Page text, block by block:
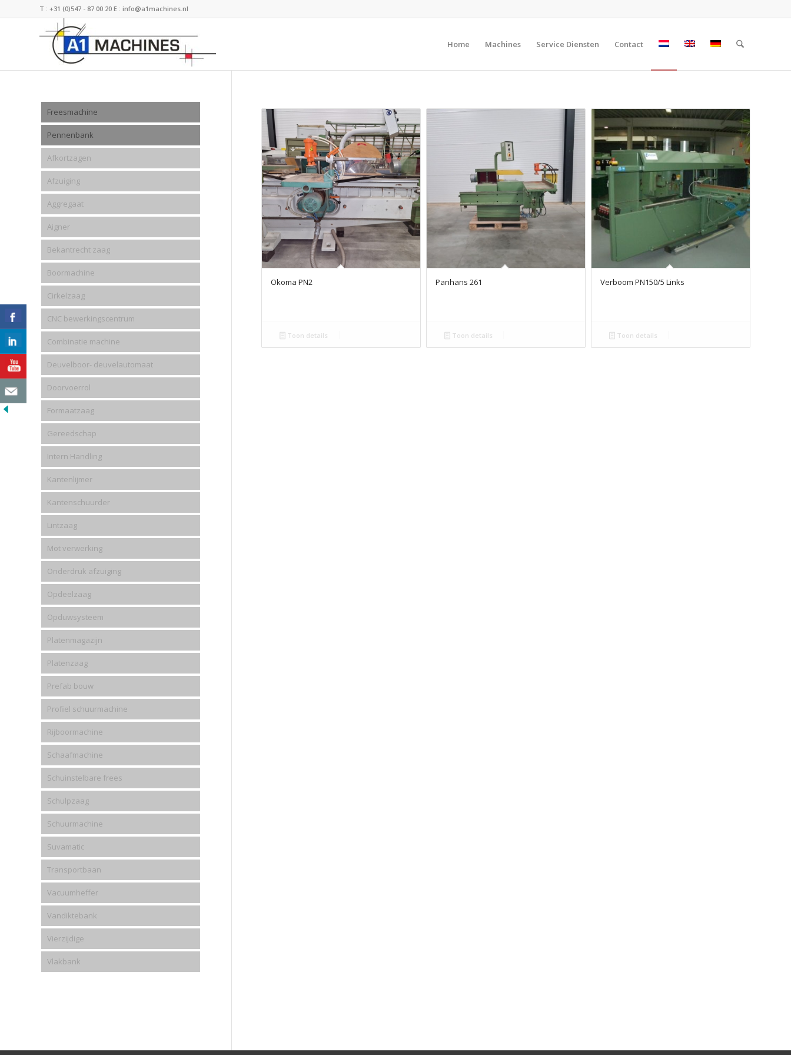
T : +31 (0)547 - 87 00 20 E : info@a1machines.nl
Home Machines Service Diensten Contact
Okoma PN2
Toon details
Panhans 261
Toon details
Verboom PN150/5 Links
Toon details
Freesmachine
Pennenbank
Afkortzagen
Afzuiging
Aggregaat
Aigner
Bekantrecht zaag
Boormachine
Cirkelzaag
CNC bewerkingscentrum
Combinatie machine
Deuvelboor- deuvelautomaat
Doorvoerrol
Formaatzaag
Gereedschap
Intern Handling
Kantenlijmer
Kantenschuurder
Lintzaag
Mot verwerking
Onderdruk afzuiging
Opdeelzaag
Opduwsysteem
Platenmagazijn
Platenzaag
Prefab bouw
Profiel schuurmachine
Rijboormachine
Schaafmachine
Schuinstelbare frees
Schulpzaag
Schuurmachine
Suvamatic
Transportbaan
Vacuumheffer
Vandiktebank
Vierzijdige
Vlakbank